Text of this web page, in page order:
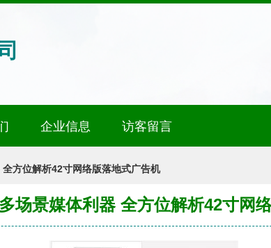
企业信息 访客留言
方位解析42寸网络版落地式广告机
场景媒体利器 全方位解析42寸网